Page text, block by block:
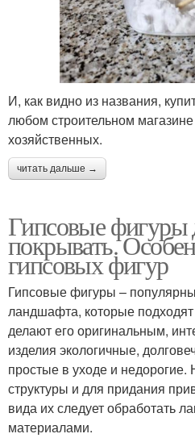
И, как видно из названия,
любом строительном
хозяйственных.
читать дальше →
Гипсовые фигуры
покрывать.
гипсовых фигур
Гипсовые фигуры –
ландшафта, которые
делают его оригинальным,
изделия экологичные,
простые в уходе и недорогие.
структуры и для придания
вида их следует обработать
материалами.